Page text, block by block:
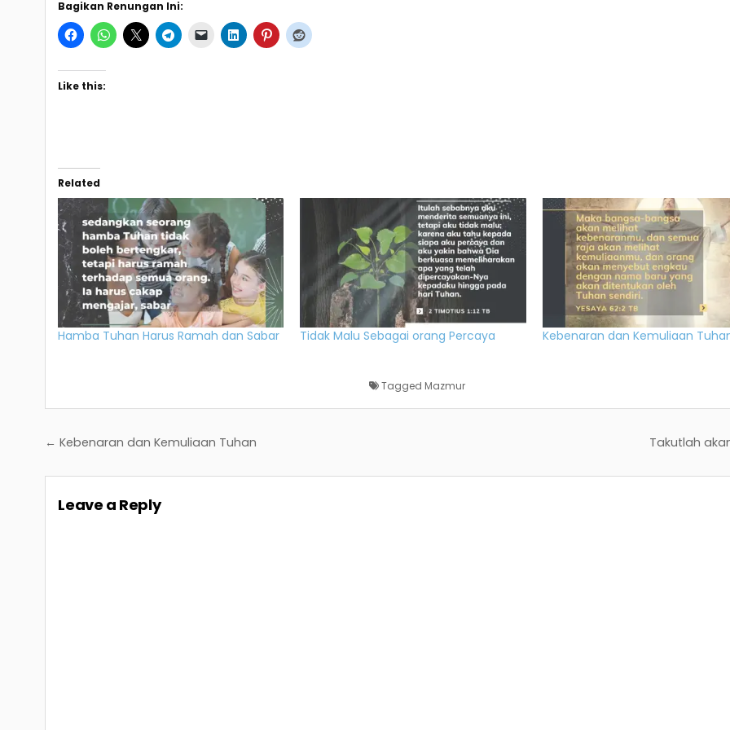
Bagikan Renungan Ini:
Like this:
Related
Hamba Tuhan Harus Ramah dan Sabar Tidak Malu Sebagai orang Percaya Kebenaran dan Kemuliaan
Tagged Mazmur
Post Takutlah
← Kebenaran dan Kemuliaan Tuhan
Leave a Reply